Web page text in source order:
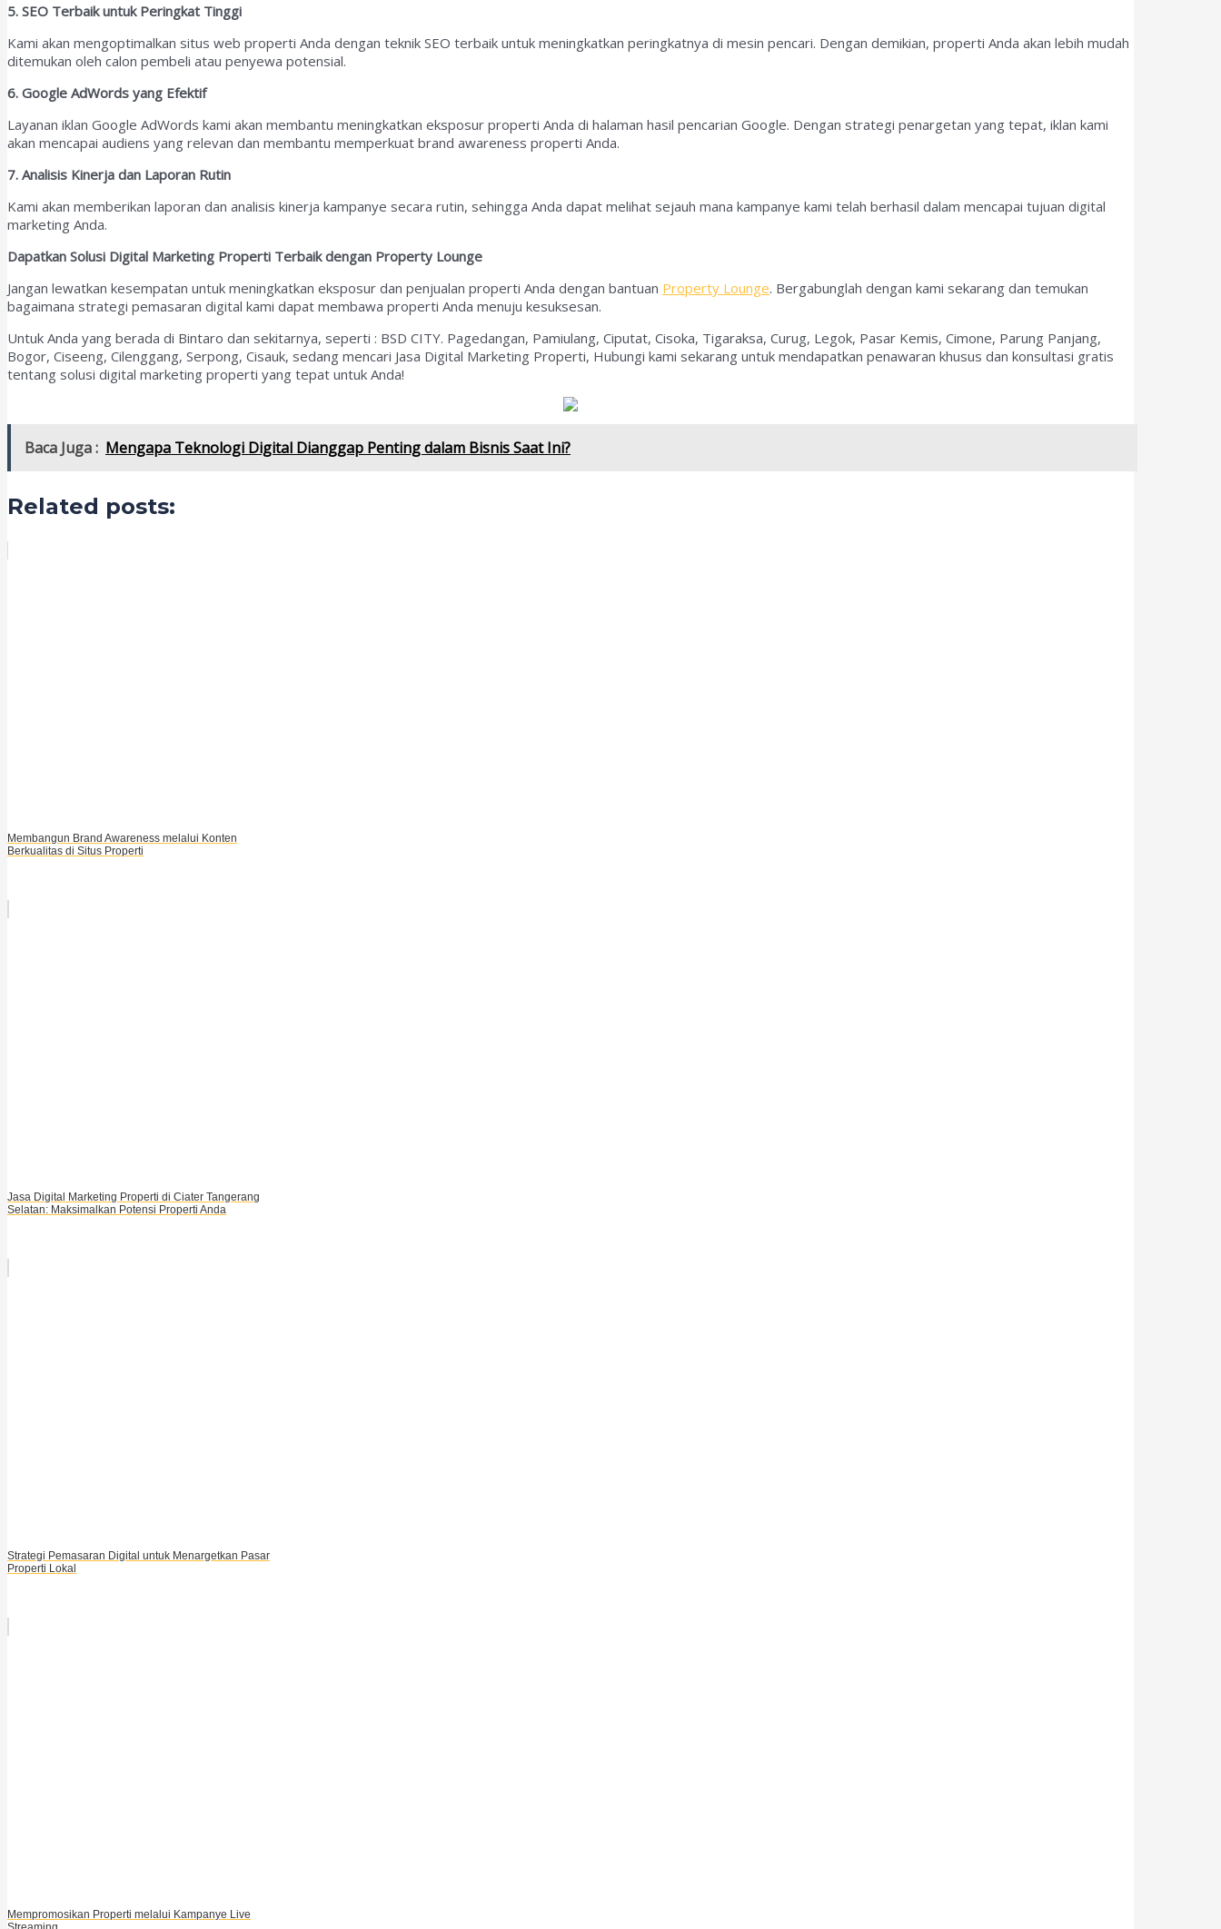
5. SEO Terbaik untuk Peringkat Tinggi
Kami akan mengoptimalkan situs web properti Anda dengan teknik SEO terbaik untuk meningkatkan peringkatnya di mesin pencari. Dengan demikian, properti Anda akan lebih mudah
ditemukan oleh calon pembeli atau penyewa potensial.
6. Google AdWords yang Efektif
Layanan iklan Google AdWords kami akan membantu meningkatkan eksposur properti Anda di halaman hasil pencarian Google. Dengan strategi penargetan yang tepat, iklan kami
akan mencapai audiens yang relevan dan membantu memperkuat brand awareness properti Anda.
7. Analisis Kinerja dan Laporan Rutin
Kami akan memberikan laporan dan analisis kinerja kampanye secara rutin, sehingga Anda dapat melihat sejauh mana kampanye kami telah berhasil dalam mencapai tujuan digital
marketing Anda.
Dapatkan Solusi Digital Marketing Properti Terbaik dengan Property Lounge
Jangan lewatkan kesempatan untuk meningkatkan eksposur dan penjualan properti Anda dengan bantuan Property Lounge. Bergabunglah dengan kami sekarang dan temukan
bagaimana strategi pemasaran digital kami dapat membawa properti Anda menuju kesuksesan.
Untuk Anda yang berada di Bintaro dan sekitarnya, seperti : BSD CITY. Pagedangan, Pamiulang, Ciputat, Cisoka, Tigaraksa, Curug, Legok, Pasar Kemis, Cimone, Parung Panjang,
Bogor, Ciseeng, Cilenggang, Serpong, Cisauk, sedang mencari Jasa Digital Marketing Properti, Hubungi kami sekarang untuk mendapatkan penawaran khusus dan konsultasi gratis
tentang solusi digital marketing properti yang tepat untuk Anda!
Baca Juga : Mengapa Teknologi Digital Dianggap Penting dalam Bisnis Saat Ini?
Related posts:
Membangun Brand Awareness melalui Konten
Berkualitas di Situs Properti
Jasa Digital Marketing Properti di Ciater Tangerang
Selatan: Maksimalkan Potensi Properti Anda
Strategi Pemasaran Digital untuk Menargetkan Pasar
Properti Lokal
Mempromosikan Properti melalui Kampanye Live